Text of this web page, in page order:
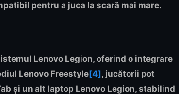
pentru a juca la scară mai mare.
Lenovo Legion, oferind o integrare
Lenovo Freestyle[4], jucătorii pot
și un alt laptop Lenovo Legion, stabilind